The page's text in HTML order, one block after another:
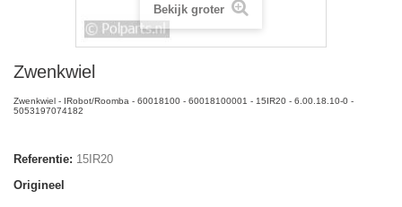
Bekijk groter
Zwenkwiel
Zwenkwiel - IRobot/Roomba - 60018100 - 60018100001 - 15IR20 - 6.00.18.10-0 -
5053197074182
Referentie: 15IR20
Origineel